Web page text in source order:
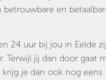
en
24 uur bij jou in Eelde
Terwijl jij dan door gaat
je dan ook nog eens